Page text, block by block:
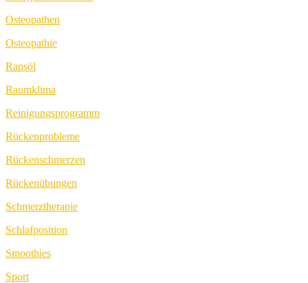
Osteopathen
Osteopathie
Rapsöl
Raumklima
Reinigungsprogramm
Rückenprobleme
Rückenschmerzen
Rückenübungen
Schmerztherapie
Schlafposition
Smoothies
Sport